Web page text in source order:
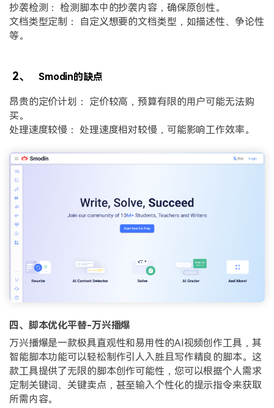
抄袭检测： 检测脚本中的抄袭内容，确保原创性。
文档类型定制： 自定义想要的文档类型，如描述性、争论性
等。
2、 Smodin的缺点
昂贵的定价计划： 定价较高，预算有限的用户可能无法购
买。
处理速度较慢： 处理速度相对较慢，可能影响工作效率。
四、脚本优化平替-万兴播爆
万兴播爆是一款极具直观性和易用性的AI视频创作工具，其
智能脚本功能可以轻松制作引人入胜且写作精良的脚本。这
款工具提供了无限的脚本创作可能性，您可以根据个人需求
定制关键词、关键卖点，甚至输入个性化的提示指令来获取
所需内容。